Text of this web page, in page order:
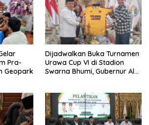
Pra-
Geopark
Dijadwalkan Buka Turnamen
Urawa Cup VI di Stadion
Swarna Bhumi, Gubernur Al